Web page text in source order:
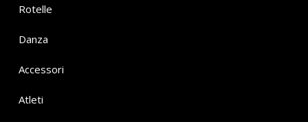
Rotelle
Danza
Accessori
Atleti